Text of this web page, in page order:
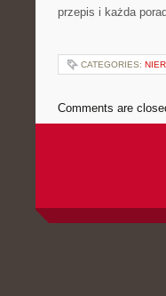
przepis i każda
CATEGORIES:
Comments are